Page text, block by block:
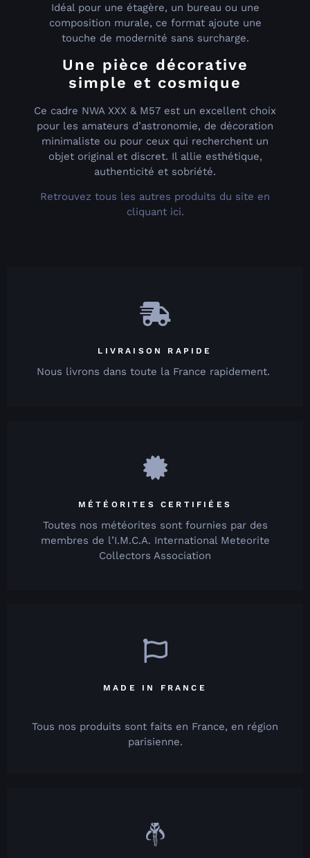
Idéal pour une étagère, un bureau ou une
composition murale, ce format ajoute une
touche de modernité sans surcharge.
Une pièce décorative
simple et cosmique
Ce cadre NWA XXX & M57 est un excellent choix
pour les amateurs d’astronomie, de décoration
minimaliste ou pour ceux qui recherchent un
objet original et discret. Il allie esthétique,
authenticité et sobriété.
Retrouvez tous les autres produits du site en
cliquant ici.
LIVRAISON RAPIDE
Nous livrons dans toute la France rapidement.
MÉTÉORITES CERTIFIÉES
Toutes nos météorites sont fournies par des
membres de l’I.M.C.A. International Meteorite
Collectors Association
MADE IN FRANCE
Tous nos produits sont faits en France, en région
parisienne.